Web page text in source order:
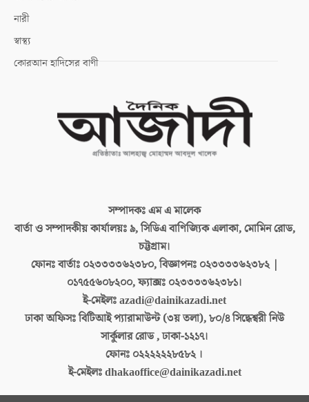
নারী
স্বাস্থ্য
কোরআন হাদিসের বাণী
সম্পাদকঃএম এ মালেক
বার্তা ও সম্পাদকীয় কার্যালয়ঃ৯, সিডিএ বাণিজ্যিক এলাকা, মোমিন রোড,
চট্টগ্রাম।
ফোনঃ বার্তাঃ ০২৩৩৩৩৬২৩৮০, বিজ্ঞাপনঃ ০২৩৩৩৩৬২৩৮২ |
০১৭৫৫৬০৮২০০, ফ্যাক্সঃ ০২৩৩৩৩৬২৩৮১।
ই-মেইলঃazadi@dainikazadi.net
ঢাকা অফিসঃবিটিআই প্যারামাউন্ট (৩য় তলা), ৮০/৪ সিদ্ধেশ্বরী নিউ
সার্কুলার রোড , ঢাকা-১২১৭।
ফোনঃ ০২২২২২২৮৫৮২ ।
ই-মেইলঃdhakaoffice@dainikazadi.net